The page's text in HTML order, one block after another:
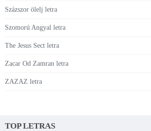
Százszor ölelj letra
Szomorú Angyal letra
The Jesus Sect letra
Zacar Od Zamran letra
ZAZAZ letra
TOP LETRAS